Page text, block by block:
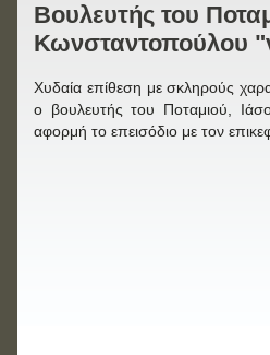
ΠΑΝΕΛΛΑΔΙΚΕΣ
Βουλευτής του
Κωνσταντοπούλου
Χυδαία επίθεση με σκληρούς
ο βουλευτής του Ποταμιού,
αφορμή το επεισόδιο με τον